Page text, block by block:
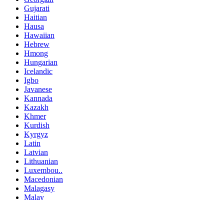
Gujarati
Haitian
Hausa
Hawaiian
Hebrew
Hmong
Hungarian
Icelandic
Igbo
Javanese
Kannada
Kazakh
Khmer
Kurdish
Kyrgyz
Latin
Latvian
Lithuanian
Luxembou..
Macedonian
Malagasy
Malay